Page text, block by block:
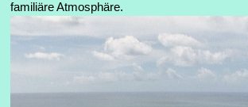
familiäre Atmosphäre.